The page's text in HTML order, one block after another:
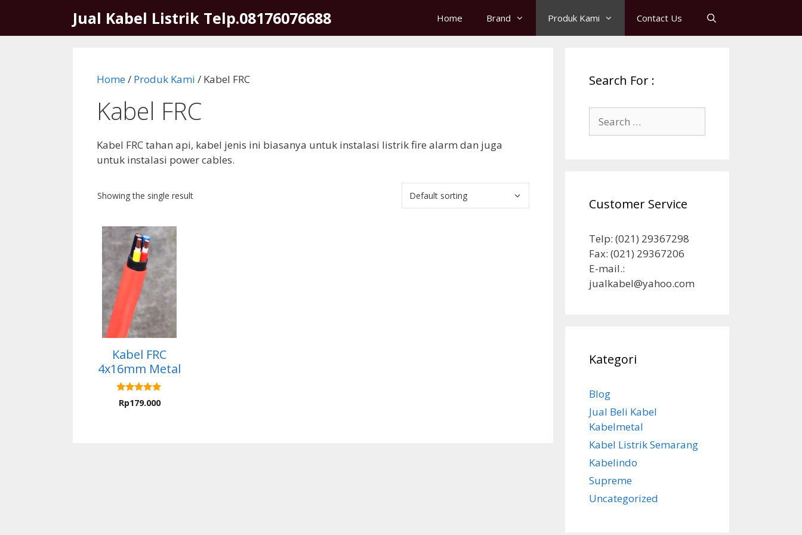
content
Jual Kabel Listrik Telp.08176076688 Home Brand Produk Kami Contact Us
Home/ Produk Kami / Kabel FRC
Kabel FRC
Kabel FRC tahan api, kabel jenis ini biasanya untuk instalasi listrik fire alarm dan juga
untuk instalasi power cables.
Showing the single result
Kabel FRC
4x16mm Metal
5.00
out of 5
Rp179.000
Search For :
for:
Customer Service
Telp: (021) 29367298
Fax: (021) 29367206
E-mail.:
jualkabel@yahoo.com
Kategori
Blog
Jual Beli Kabel
Kabelmetal
Kabel Listrik Semarang
Kabelindo
Supreme
Uncategorized